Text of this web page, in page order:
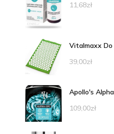
11,68zł
Vitalmaxx
39,00zł
Apollo's
109,00zł